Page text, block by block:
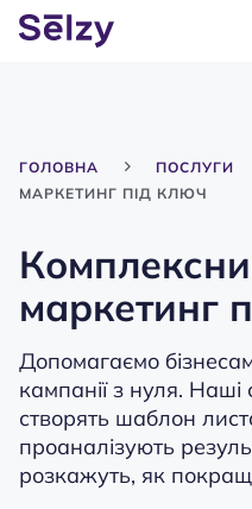
ГОЛОВНА ПОСЛУГИ
МАРКЕТИНГ ПІД КЛЮЧ
маркетинг
Допомагаємо
кампанії з нуля. Наші
створять шаблон
проаналізують
розкажуть, як